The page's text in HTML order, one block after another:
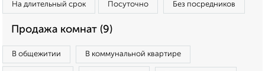
На длительный срок Посуточно Без посредников
Продажа комнат (9)
В общежитии В коммунальной квартире